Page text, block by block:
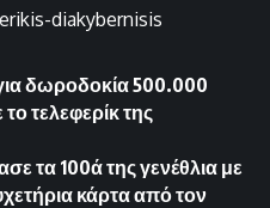
diakybernisis
δωροδοκία 500.000
τελεφερίκ της
τα 100ά της γενέθλια με
κάρτα από τον